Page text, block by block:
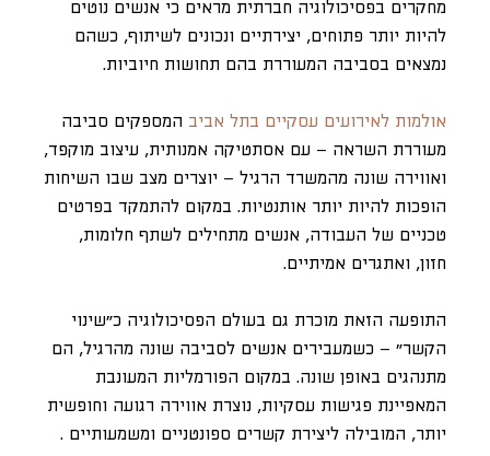
מחקרים בפסיכולוגיה חברתית מראים כי אנשים נוטים
להיות יותר פתוחים, יצירתיים ונכונים לשיתוף, כשהם
נמצאים בסביבה המעוררת בהם תחושות חיוביות.
אולמות לאירועים עסקיים בתל אביב המספקים סביבה
מעוררת השראה – עם אסתטיקה אמנותית, עיצוב מוקפד,
ואווירה שונה מהמשרד הרגיל – יוצרים מצב שבו השיחות
הופכות להיות יותר אותנטיות. במקום להתמקד בפרטים
טכניים של העבודה, אנשים מתחילים לשתף חלומות,
חזון, ואתגרים אמיתיים.
התופעה הזאת מוכרת גם בעולם הפסיכולוגיה כ”שינוי
הקשר” – כשמעבירים אנשים לסביבה שונה מהרגיל, הם
מתנהגים באופן שונה. במקום הפורמליות המעונבת
המאפיינת פגישות עסקיות, נוצרת אווירה רגועה וחופשית
יותר, המובילה ליצירת קשרים ספונטניים ומשמעותיים .